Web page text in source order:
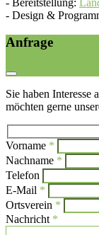
- Design &
Anfrage
Sie haben Interesse
möchten gerne
Vorname *
Nachname *
Telefon
E-Mail *
Ortsverein *
Nachricht *